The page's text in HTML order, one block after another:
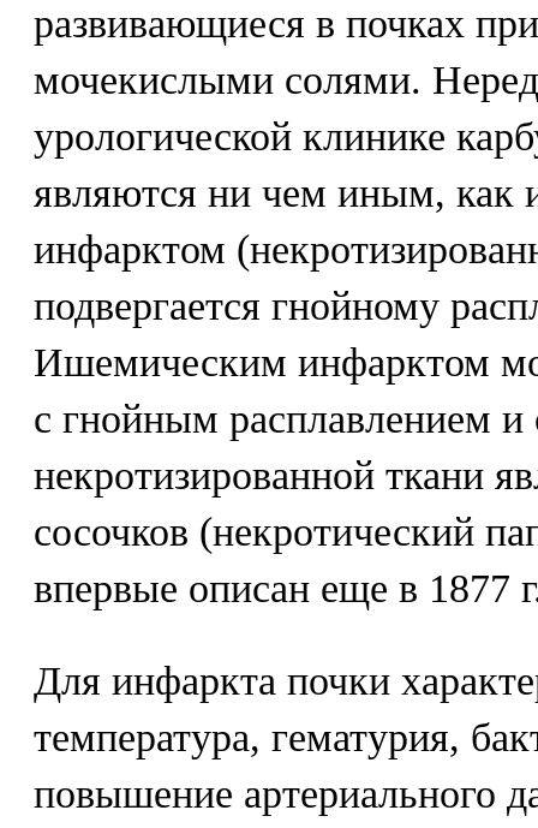
развивающиеся в почках
мочекислыми солями.
урологической клинике
являются ни чем иным, как
инфарктом
подвергается гнойному
Ишемическим инфарктом
с гнойным расплавлением
некротизированной ткани
сосочков (некротический
впервые описан еще в 1877
Для инфаркта почки
температура, гематурия,
повышение артериального